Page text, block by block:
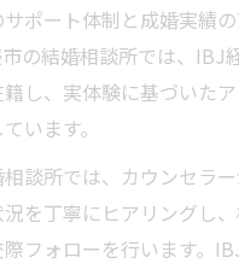
ポート体制と成婚実績
の結婚相談所では、IBJ
し、実体験に基づいた
います。
談所では、カウンセラ
を丁寧にヒアリングし
フォローを行います。